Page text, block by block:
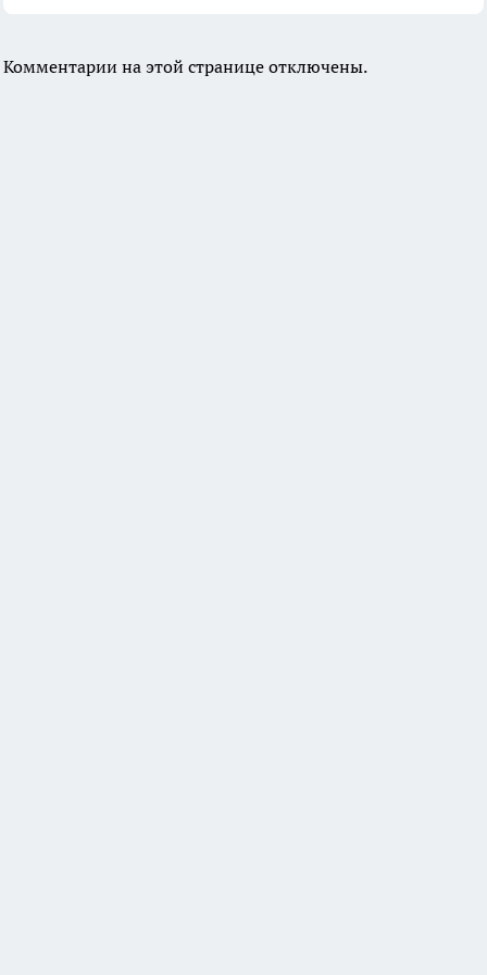
Комментарии на этой странице отключены.